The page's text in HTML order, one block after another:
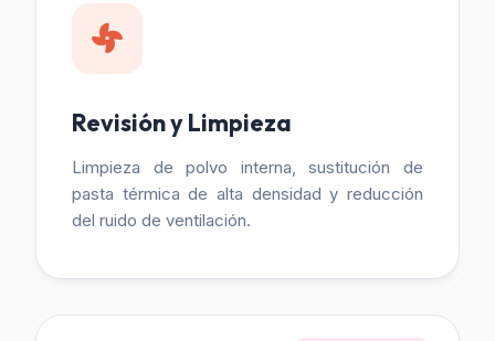
Revisión y Limpieza
Limpieza de polvo interna, sustitución de
pasta térmica de alta densidad y reducción
del ruido de ventilación.